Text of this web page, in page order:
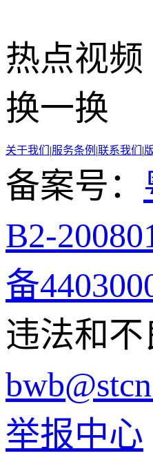
热点视频
换一换
关于我们 |服务条例 |联系我们 |
备案号：
B2-
备
违法和不
举报中心